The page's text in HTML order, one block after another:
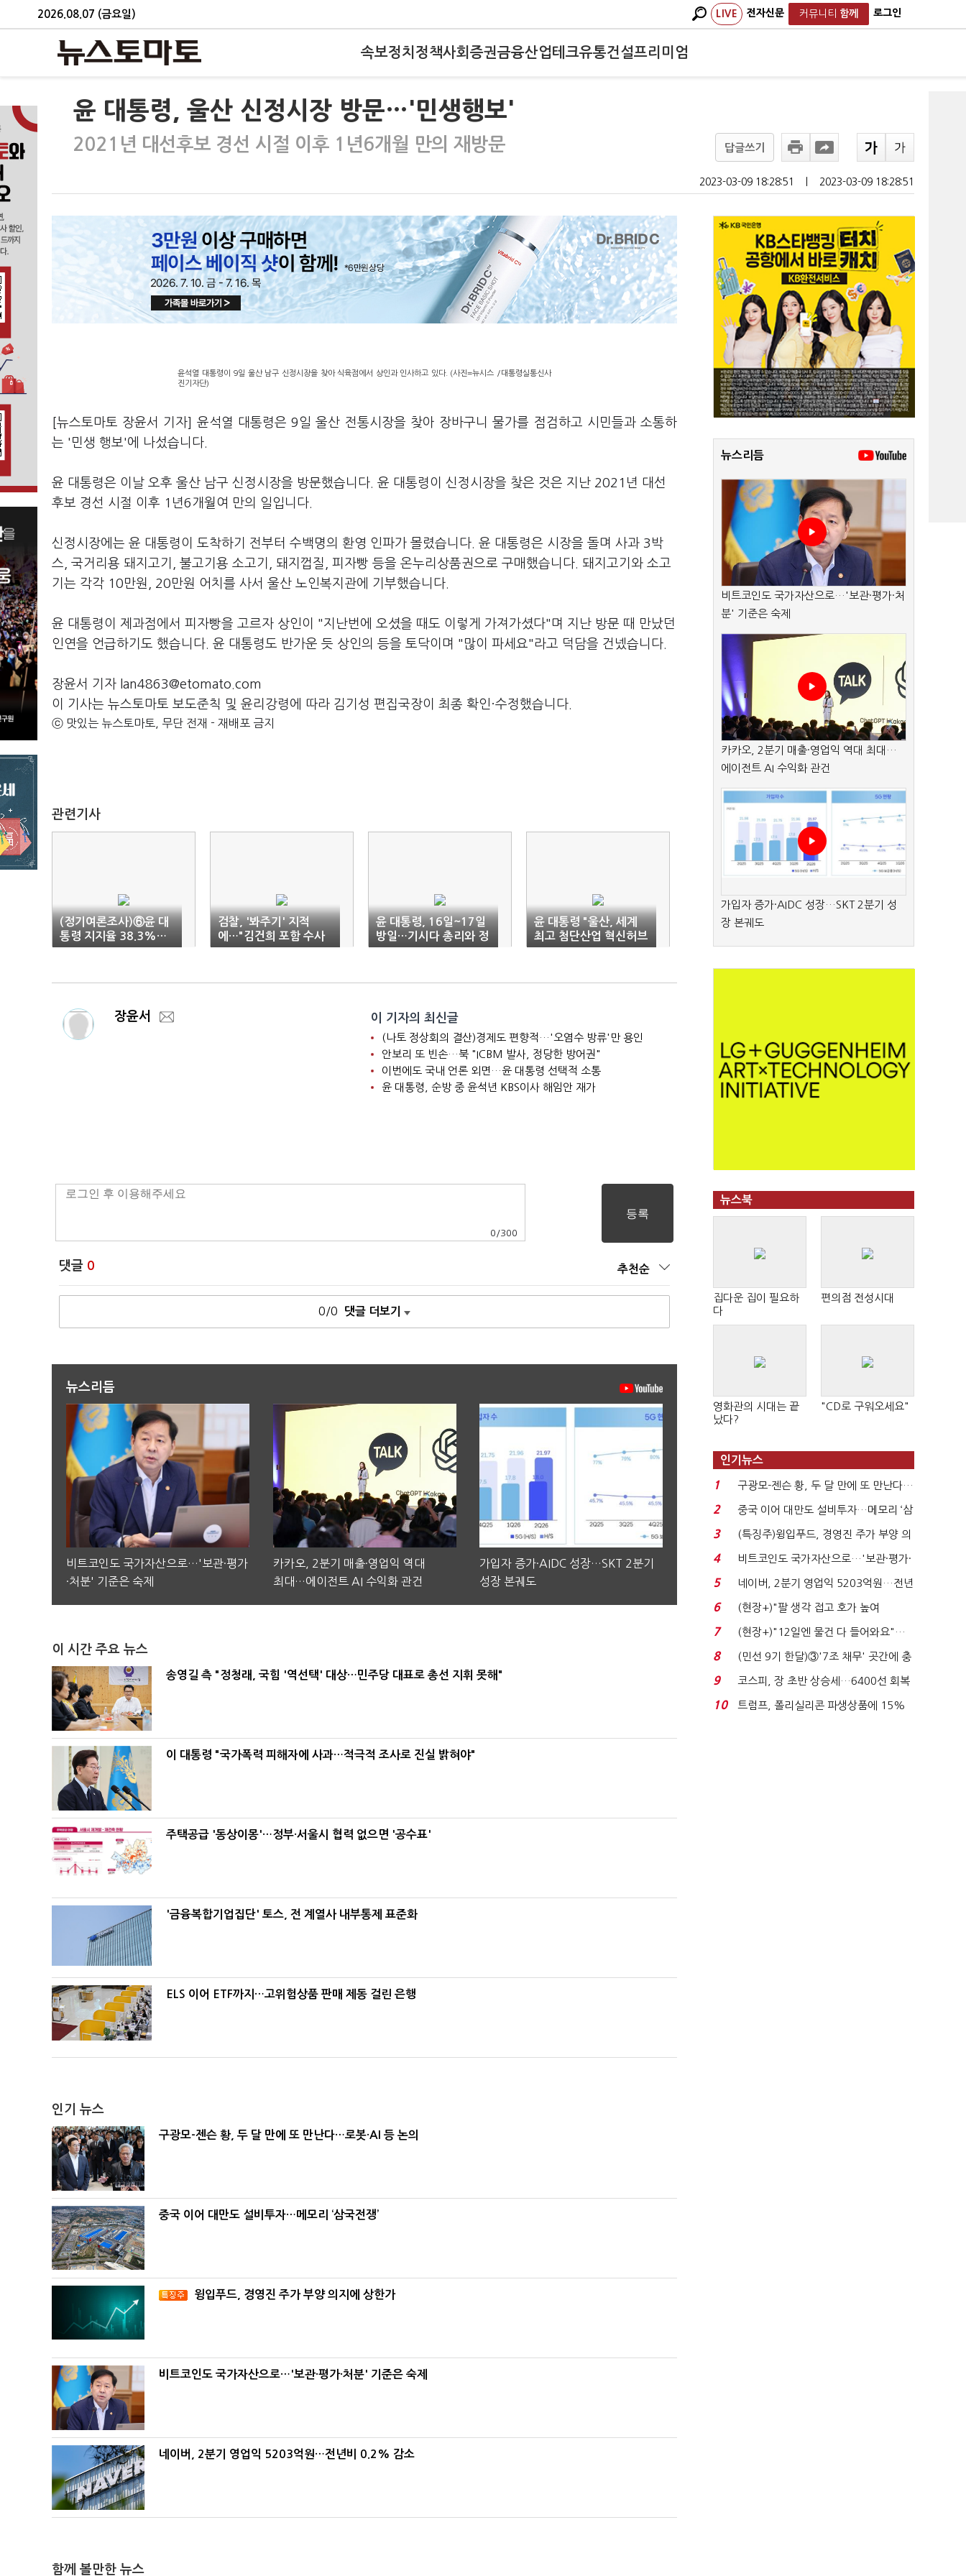
2026.08.07 (금요일) LIVE 전자신문 커뮤니티 함께 로그인
속보정치 정책사회 증권금융산업테크유통건설프리미엄
윤 대통령, 울산 신정시장 방문…'민생행보'
2021년 대선후보 경선 시절 이후 1년6개월 만의 재방문 답글쓰기
2023-03-09 18:28:51 2023-03-09 18:28:51
윤석열 대통령이 9일 울산 남구 신정시장을 찾아 식육점에서 상인과 인사하고 있다. (사진=뉴시스 /대통령실통신사
진기자단)
[뉴스토마토 장윤서 기자] 윤석열 대통령은 9일 울산 전통시장을 찾아 장바구니 물가를 점검하고 시민들과 소통하
는 '민생 행보'에 나섰습니다.
윤 대통령은 이날 오후 울산 남구 신정시장을 방문했습니다. 윤 대통령이 신정시장을 찾은 것은 지난 2021년 대선
후보 경선 시절 이후 1년6개월여 만의 일입니다.
신정시장에는 윤 대통령이 도착하기 전부터 수백명의 환영 인파가 몰렸습니다. 윤 대통령은 시장을 돌며 사과 3박
스, 국거리용 돼지고기, 불고기용 소고기, 돼지껍질, 피자빵 등을 온누리상품권으로 구매했습니다. 돼지고기와 소고
기는 각각 10만원, 20만원 어치를 사서 울산 노인복지관에 기부했습니다.
윤 대통령이 제과점에서 피자빵을 고르자 상인이 "지난번에 오셨을 때도 이렇게 가져가셨다"며 지난 방문 때 만났던
인연을 언급하기도 했습니다. 윤 대통령도 반가운 듯 상인의 등을 토닥이며 "많이 파세요"라고 덕담을 건넸습니다.
장윤서 기자 lan4863@etomato.com
이 기사는 뉴스토마토 보도준칙 및 윤리강령에 따라 김기성 편집국장이 최종 확인·수정했습니다.
ⓒ 맛있는 뉴스토마토, 무단 전재 - 재배포 금지
관련기사
(정기여론조사)⑥윤 대
통령 지지율 38.3%…
일주일 만에 다시 30%
검찰, '봐주기' 지적
에…"김건희 포함 수사
제한 없어"
윤 대통령, 16일~17일
방일…기시다 총리와 정
상회담
윤 대통령 "울산, 세계
최고 첨단산업 혁신허브
로…적극 지원"
장윤서 이 기자의 최신글
(나토 정상회의 결산)경제도 편향적…'오염수 방류'만 용인
안보리 또 빈손…북 "ICBM 발사, 정당한 방어권"
이번에도 국내 언론 외면…윤 대통령 선택적 소통
윤 대통령, 순방 중 윤석년 KBS이사 해임안 재가
0 /300
댓글 0 추천순
0/0 댓글 더보기
뉴스리듬
비트코인도 국가자산으로…'보관·평가
·처분' 기준은 숙제
카카오, 2분기 매출·영업익 역대
최대…에이전트 AI 수익화 관건
가입자 증가·AIDC 성장…SKT 2분기
성장 본궤도
이 시간 주요 뉴스
송영길 측 "정청래, 국힘 '역선택' 대상…민주당 대표로 총선 지휘 못해"
이 대통령 "국가폭력 피해자에 사과…적극적 조사로 진실 밝혀야"
주택공급 '동상이몽'…정부·서울시 협력 없으면 '공수표'
'금융복합기업집단' 토스, 전 계열사 내부통제 표준화
ELS 이어 ETF까지…고위험상품 판매 제동 걸린 은행
인기 뉴스
구광모-젠슨 황, 두 달 만에 또 만난다…로봇·AI 등 논의
중국 이어 대만도 설비투자…메모리 ‘삼국전쟁’
윙입푸드, 경영진 주가 부양 의지에 상한가
비트코인도 국가자산으로…'보관·평가·처분' 기준은 숙제
네이버, 2분기 영업익 5203억원…전년비 0.2% 감소
함께 볼만한 뉴스
뉴스리듬
비트코인도 국가자산으로…'보관·평가·처
분' 기준은 숙제
카카오, 2분기 매출·영업익 역대 최대…
에이전트 AI 수익화 관건
가입자 증가·AIDC 성장…SKT 2분기 성
장 본궤도
뉴스북
집다운 집이 필요하
다
편의점 전성시대
영화관의 시대는 끝
났다?
"CD로 구워오세요"
인기뉴스
1
구광모-젠슨 황, 두 달 만에 또 만난다…
로봇·AI 등 논...
2
중국 이어 대만도 설비투자…메모리 ‘삼
국전쟁’
3
(특징주)윙입푸드, 경영진 주가 부양 의
지에 상한가...
4
비트코인도 국가자산으로…'보관·평가·
처분' 기준은 ...
5
네이버, 2분기 영업익 5203억원…전년
비 0.2% 감소...
6
(현장+)"팔 생각 접고 호가 높여
요"…'덜 똘똘한 한 채' 20...
7
(현장+)"12일엔 물건 다 들어와요"…
빈 매대 채우며 문 연 ...
8
(민선 9기 한달)③'7조 채무' 곳간에 충
격…추미애, 20년...
9
코스피, 장 초반 상승세…6400선 회복
시도
10
트럼프, 폴리실리콘 파생상품에 15%